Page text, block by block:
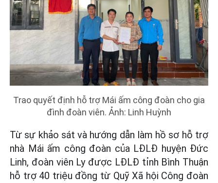
Trao quyết định hỗ trợ Mái ấm công đoàn cho gia
đình đoàn viên. Ảnh: Linh Huỳnh
Từ sự khảo sát và hướng dẫn làm hồ sơ hỗ trợ
nhà Mái ấm công đoàn của LĐLĐ huyện Đức
Linh, đoàn viên Ly được LĐLĐ tỉnh Bình Thuận
hỗ trợ 40 triệu đồng từ Quỹ Xã hội Công đoàn